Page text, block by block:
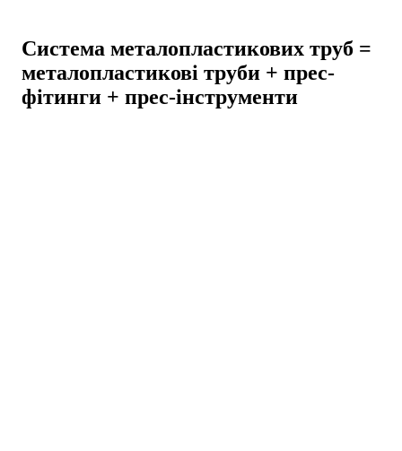
Система металопластикових труб =
металопластикові труби + прес-
фітинги + прес-інструменти